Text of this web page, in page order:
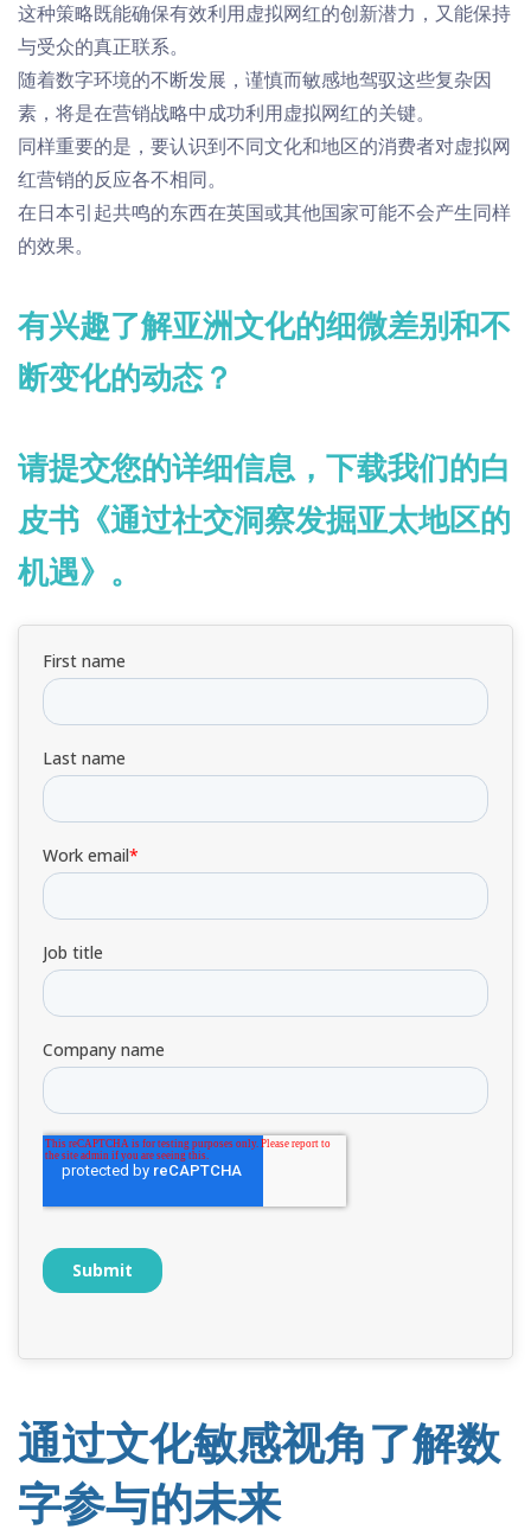
这种策略既能确保有效利用虚拟网红的创新潜力，又能保持
与受众的真正联系。
随着数字环境的不断发展，谨慎而敏感地驾驭这些复杂因
素 ， 将是在营销战略中成功利用虚拟网红的关键。
同样重要的是，要认识到不同文化和地区的消费者对虚拟网
红营销的反应各不相同。
在日本引起共鸣的东西在英国或其他国家可能不会产生同样
的效果。
有兴趣了解亚洲文化的细微差别和不
断变化的动态？
请提交您的详细信息，下载我们的白
皮书《通过社交洞察发掘亚太地区的
机遇》。
通过文化敏感视角了解数
字参与的未来